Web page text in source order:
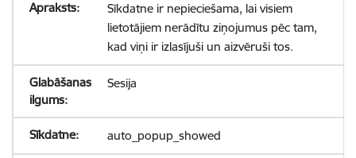
Sīkdatne ir nepieciešama, lai visiem
lietotājiem nerādītu ziņojumus pēc tam,
kad viņi ir izlasījuši un aizvēruši tos.
Sesija
auto_popup_showed